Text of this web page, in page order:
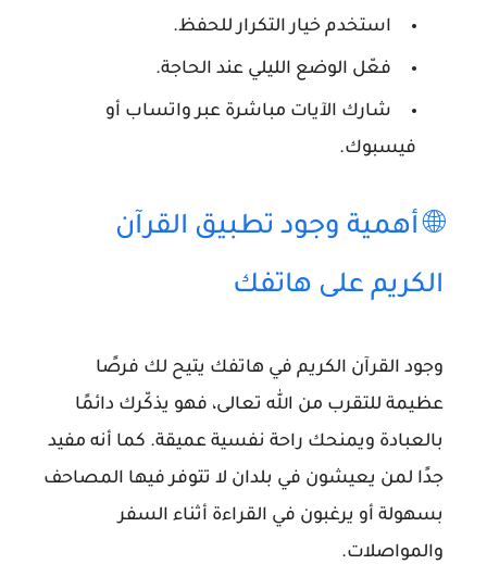
استخدم خيار التكرار للحفظ.
فعّل الوضع الليلي عند الحاجة.
شارك الآيات مباشرة عبر واتساب أو
فيسبوك.
🌐 أهمية وجود تطبيق القرآن
الكريم على هاتفك
وجود القرآن الكريم في هاتفك يتيح لك فرصًا
عظيمة للتقرب من الله تعالى، فهو يذكّرك دائمًا
بالعبادة ويمنحك راحة نفسية عميقة. كما أنه مفيد
جدًا لمن يعيشون في بلدان لا تتوفر فيها المصاحف
بسهولة أو يرغبون في القراءة أثناء السفر
والمواصلات.